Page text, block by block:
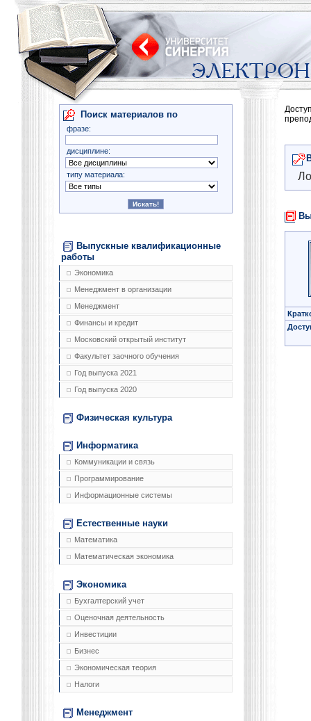
Поиск материалов по
фразе:
дисциплине:
типу материала:
Выпускные квалификационные
работы
Экономика
Менеджмент в организации
Менеджмент
Финансы и кредит
Московский открытый институт
Факультет заочного обучения
Год выпуска 2021
Год выпуска 2020
Физическая культура
Информатика
Коммуникации и связь
Программирование
Информационные системы
Естественные науки
Математика
Математическая экономика
Экономика
Бухгалтерский учет
Оценочная деятельность
Инвестиции
Бизнес
Экономическая теория
Налоги
Менеджмент